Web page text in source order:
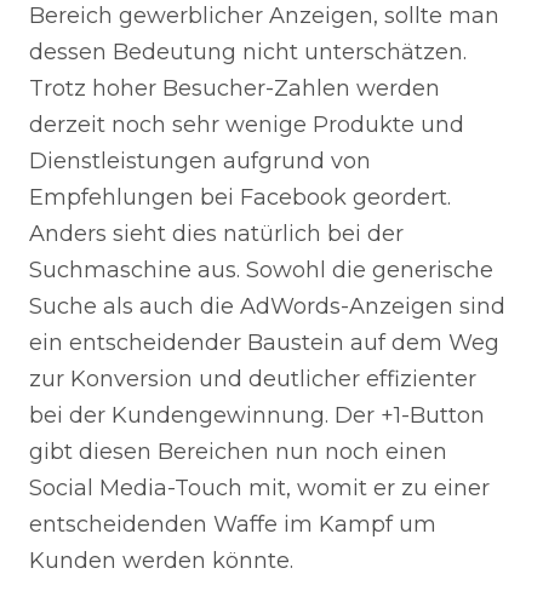
Bereich gewerblicher Anzeigen, sollte man
dessen Bedeutung nicht unterschätzen.
Trotz hoher Besucher-Zahlen werden
derzeit noch sehr wenige Produkte und
Dienstleistungen aufgrund von
Empfehlungen bei Facebook geordert.
Anders sieht dies natürlich bei der
Suchmaschine aus. Sowohl die generische
Suche als auch die AdWords-Anzeigen sind
ein entscheidender Baustein auf dem Weg
zur Konversion und deutlicher effizienter
bei der Kundengewinnung. Der +1-Button
gibt diesen Bereichen nun noch einen
Social Media-Touch mit, womit er zu einer
entscheidenden Waffe im Kampf um
Kunden werden könnte.